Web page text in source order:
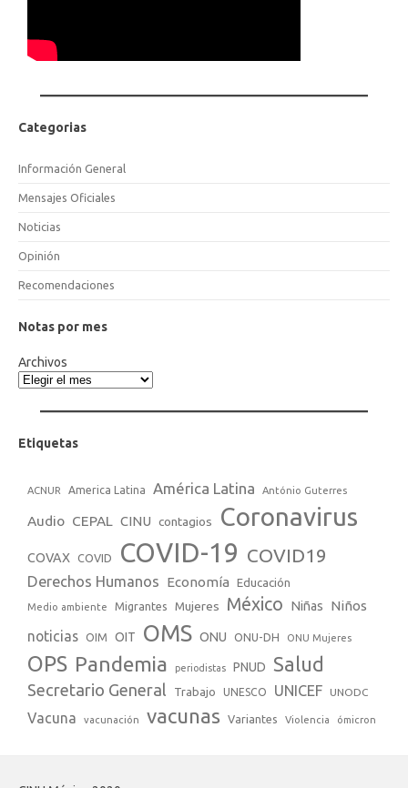
Categorias
Información General
Mensajes Oficiales
Noticias
Opinión
Recomendaciones
Notas por mes
Archivos
Etiquetas
ACNUR America Latina América Latina António Guterres
Audio CEPAL CINU contagios Coronavirus
COVAX COVID COVID-19 COVID19
Derechos Humanos Economía Educación
Medio ambiente Migrantes Mujeres México Niñas Niños
noticias OIM OIT OMS ONU ONU-DH ONU Mujeres
OPS Pandemia periodistas PNUD Salud
Secretario General Trabajo UNESCO UNICEF UNODC
Vacuna vacunación vacunas Variantes Violencia ómicron